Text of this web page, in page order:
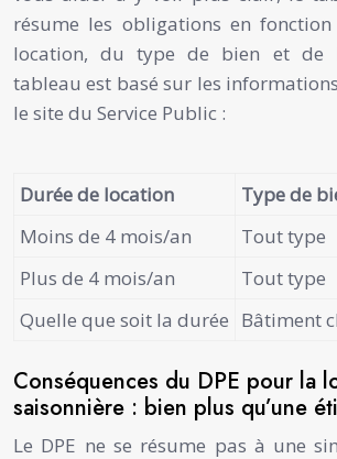
résume les obligations en
location, du type de bien et de
tableau est basé sur les
le site du Service Public :
Durée de location Type de
Moins de 4 mois/an
Tout type
Plus de 4 mois/an
Tout type
Quelle que soit la durée Bâtiment
Conséquences du DPE pour la
saisonnière : bien plus qu’une
Le DPE ne se résume pas à une